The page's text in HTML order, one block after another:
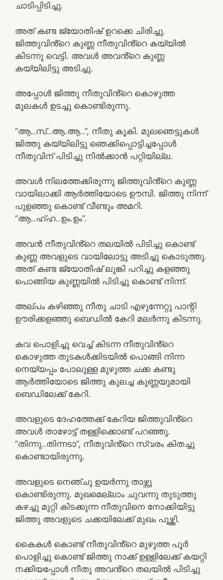
ചാടിപ്പിടിച്ചു.
അത് കണ്ട ജ്യോതിഷ് ഉറക്കെ ചിരിച്ചു.
ജിത്തുവിൻ്റെ കുണ്ണ നീതുവിൻ്റെ കയ്യിൽ
കിടന്നു വെട്ടി. അവൾ അവൻ്റെ കുണ്ണ
കയ്യിലിട്ടു അടിച്ചു.
അപ്പോൾ ജിത്തു നീതുവിൻ്റെ കൊഴുത്ത
മുലകൾ ഉടച്ചു കൊണ്ടിരുന്നു.
“ആ..സ്..ആ.ആ..”, നീതു കൂകി. മുലഞെട്ടുകൾ
ജിത്തു കയ്യിലിട്ടു ഞെക്കിപ്പൊട്ടിച്ചപ്പോൾ
നീതുവിന് പിടിച്ചു നിൽക്കാൻ പറ്റിയില്ല.
അവൾ നിലത്തേക്കിരുന്നു ജിത്തുവിൻ്റെ കുണ്ണ
വായിലാക്കി ആർത്തിയോടെ ഊമ്പി. ജിത്തു നിന്ന്
പുളഞ്ഞു കൊണ്ട് വീണ്ടും അമറി.
“ആ..ഹ്ഹ..ഉം.ഉം”.
അവൻ നീതുവിൻ്റെ തലയിൽ പിടിച്ചു കൊണ്ട്
കുണ്ണ അവളുടെ വായിലോട്ടു അടിച്ചു കൊടുത്തു.
അത് കണ്ട ജ്യോതിഷ് ലുങ്കി പറിച്ചു കളഞ്ഞു
പൊങ്ങിയ കുണ്ണയിൽ പിടിച്ചു കൊണ്ട് നിന്ന്.
അല്പം കഴിഞ്ഞു നീതു ചാടി എഴുന്നേറ്റു പാന്റി
ഊരിക്കളഞ്ഞു ബെഡിൽ കേറി മലർന്നു കിടന്നു.
കവ പൊളിച്ചു വെച്ച് കിടന്ന നീതുവിൻ്റെ
കൊഴുത്ത തുടകൾക്കിടയിൽ പൊങ്ങി നിന്ന
നെയ്യപ്പം പോലുള്ള മുഴുത്ത ചക്ക കണ്ടു
ആർത്തിയോടെ ജിത്തു കുലച്ച കുണ്ണയുമായി
ബെഡിലേക്ക് കേറി.
അവളുടെ ദേഹത്തേക്ക് കേറിയ ജിത്തുവിൻ്റെ
അവൾ താഴോട്ട് തള്ളിക്കൊണ്ട് പറഞ്ഞു.
“തിന്നു..തിന്നടാ”, നീതുവിൻ്റെ സ്വരം കിതച്ചു
കൊണ്ടായിരുന്നു.
അവളുടെ നെഞ്ചു ഉയർന്നു താഴ്ന്നു
കൊണ്ടിരുന്നു. മുഖമെല്ലാം ചുവന്നു തുടുത്തു
കഴച്ചു മുറ്റി കിടക്കുന്ന നീതുവിനെ നോക്കിയിട്ടു
ജിത്തു അവളുടെ ചക്കയിലേക്ക് മുഖം പൂഴ്ത്തി.
കൈകൾ കൊണ്ട് നീതുവിൻ്റെ മുഴുത്ത പൂർ
പൊളിച്ചു കൊണ്ട് ജിത്തു നാക്ക് ഉള്ളിലേക്ക് കയറ്റി
നക്കിയപ്പോൾ നീതു അവൻ്റെ തലയിൽ പിടിച്ചു